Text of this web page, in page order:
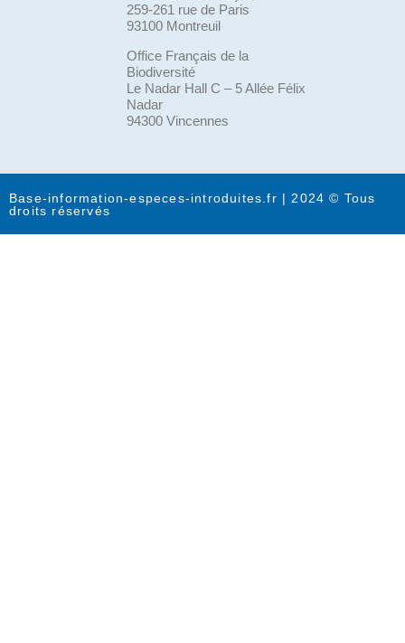
259-261 rue de Paris
93100 Montreuil
Office Français de la
Biodiversité
Le Nadar Hall C – 5 Allée Félix
Nadar
94300 Vincennes
Base-information-especes-introduites.fr | 2024 © Tous
droits réservés